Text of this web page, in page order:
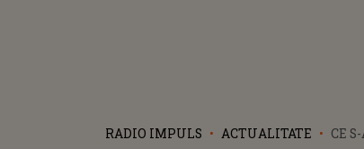
RADIO IMPULS ACTUALITATE
CE